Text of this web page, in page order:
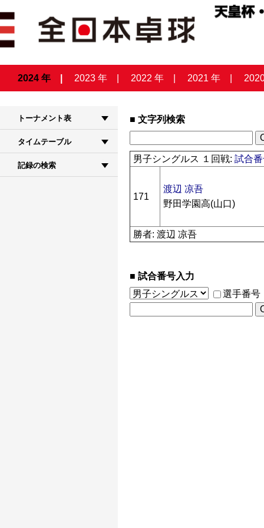
2024 年 2023 年 2022 年 2021 年
トーナメント表
タイムテーブル
記録の検索
文字列検索
男子シングルス １回戦:試合
171
渡辺 凉吾
野田学園高(山口)
勝者: 渡辺 凉吾
試合番号入力
選手番号